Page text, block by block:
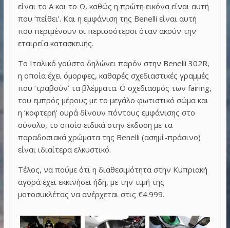
είναι το Α και το Ω, καθώς η πρώτη εικόνα είναι αυτή
που ‘πείθει’. Και η εμφάνιση της Benelli είναι αυτή
που περιμένουν οι περισσότεροι όταν ακούν την
εταιρεία κατασκευής.
Το Ιταλικό γούστο δηλώνει παρόν στην Benelli 302R,
η οποία έχει όμορφες, καθαρές σχεδιαστικές γραμμές
που ‘τραβούν’ τα βλέμματα. Ο σχεδιασμός των fairing,
του εμπρός μέρους με το μεγάλο φωτιστικό σώμα και
η ‘κοφτερή’ ουρά δίνουν πόντους εμφάνισης στο
σύνολο, το οποίο ειδικά στην έκδοση με τα
παραδοσιακά χρώματα της Benelli (ασημί-πράσινο)
είναι ιδιαίτερα ελκυστικό.
Τέλος, να πούμε ότι η διαθεσιμότητα στην Κυπριακή
αγορά έχει εκκινήσει ήδη, με την τιμή της
μοτοσυκλέτας να ανέρχεται στις €4.999.